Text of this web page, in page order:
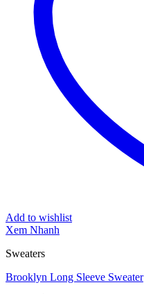
Add to wishlist
Xem Nhanh
Sweaters
Brooklyn Long Sleeve Sweater